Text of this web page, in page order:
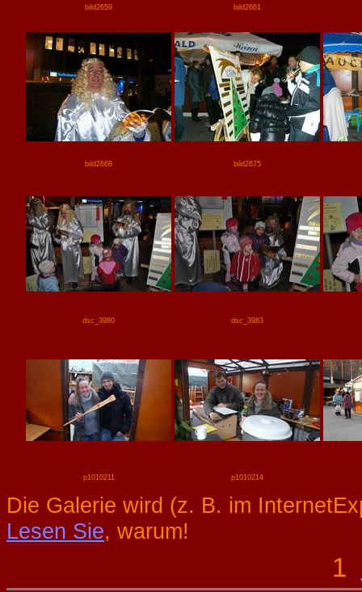
bild2659 bild2661
bild2668 bild2675
dsc_3980 dsc_3983
p1010211 p1010214
Die Galerie wird (z. B. im
Lesen Sie, warum!
1